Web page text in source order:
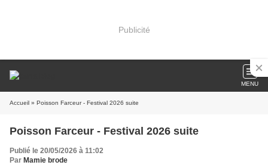
Publicité
MENU
Accueil » Poisson Farceur - Festival 2026 suite
Poisson Farceur - Festival 2026 suite
Publié le 20/05/2026 à 11:02
Par Mamie brode